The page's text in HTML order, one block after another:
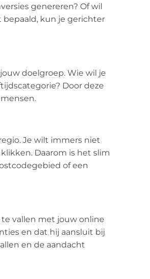
genereren? Of wil
kun je gerichter
doelgroep. Wie wil je
Door deze
Je wilt immers niet
Daarom is het slim
of een
vallen met jouw online
en dat hij aansluit bij
en de aandacht